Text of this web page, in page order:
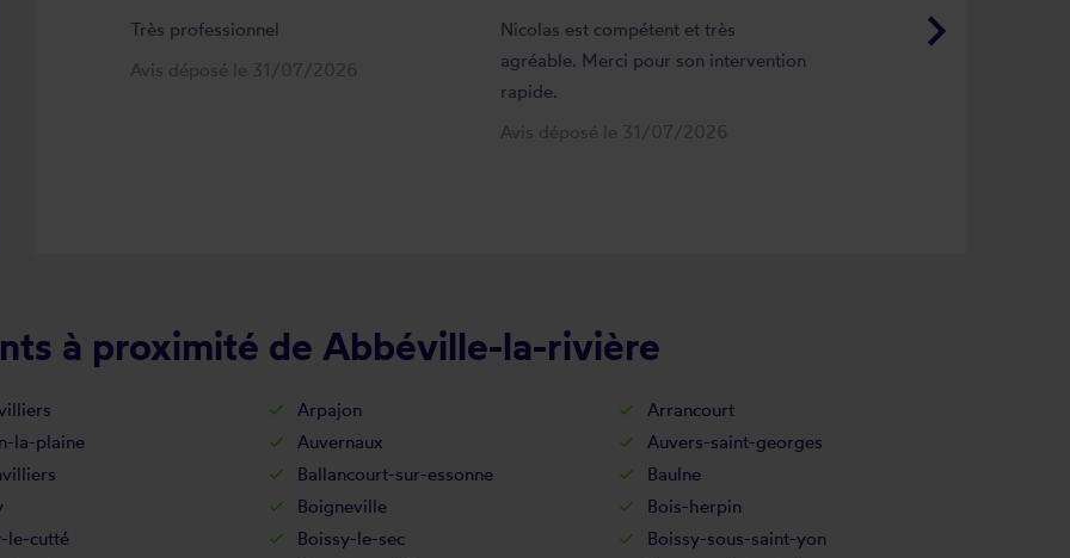
keyboard_arrow_right
Très professionnel
Avis déposé le 31/07/2026
Nicolas est compétent et très
agréable. Merci pour son intervention
rapide.
Avis déposé le 31/07/2026
à proximité de Abbéville-la-rivière
Arpajon
Arrancourt
la-plaine Auvernaux
Auvers-saint-georges
Ballancourt-sur-essonne
Baulne
Boigneville
Bois-herpin
le-cutté Boissy-le-sec
Boissy-sous-saint-yon